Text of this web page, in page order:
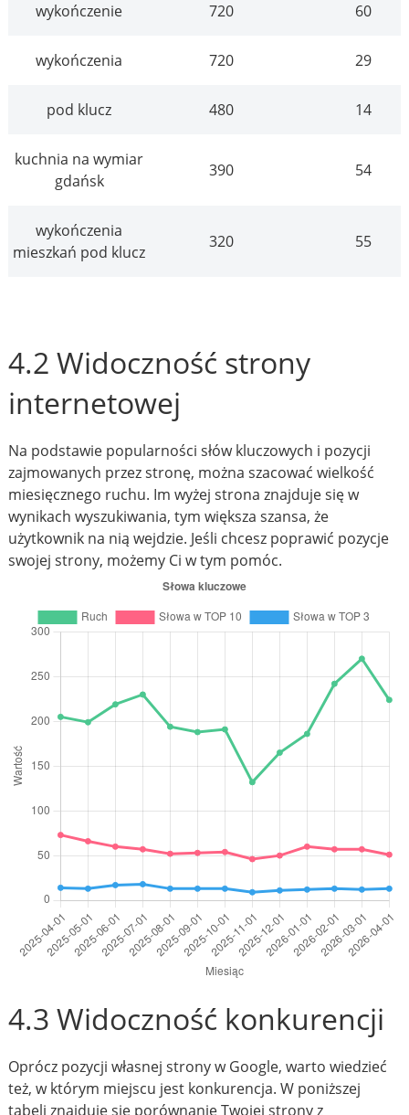
wykończenie 720 60
wykończenia 720 29
pod klucz 480 14
kuchnia na wymiar
gdańsk
390 54
wykończenia
mieszkań pod klucz
320 55
4.2 Widoczność strony
internetowej
Na podstawie popularności słów kluczowych i pozycji
zajmowanych przez stronę, można szacować wielkość
miesięcznego ruchu. Im wyżej strona znajduje się w
wynikach wyszukiwania, tym większa szansa, że
użytkownik na nią wejdzie. Jeśli chcesz poprawić pozycje
swojej strony, możemy Ci w tym pomóc.
4.3 Widoczność konkurencji
Oprócz pozycji własnej strony w Google, warto wiedzieć
też, w którym miejscu jest konkurencja. W poniższej
tabeli znajduje się porównanie Twojej strony z